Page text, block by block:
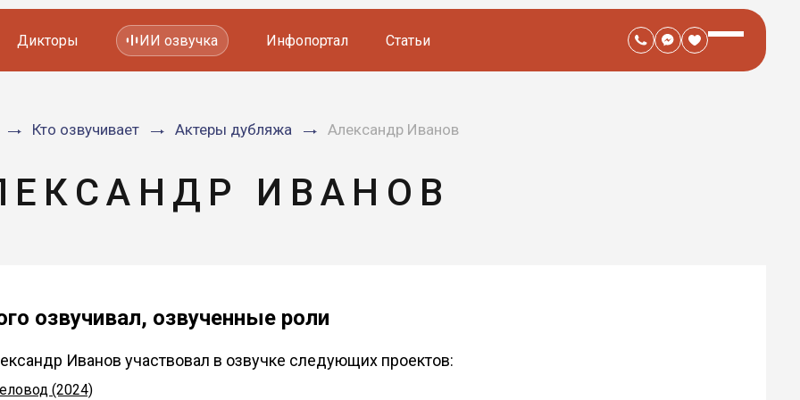
Мультфильмов
Дикторы ИИ озвучка Инфопортал Статьи
Кто озвучивает Актеры дубляжа Александр Иванов
ИВАНОВ
озвучивал, озвученные роли
Иванов участвовал в озвучке следующих проектов:
(2024)